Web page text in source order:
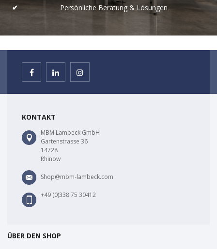
Persönliche Beratung & Lösungen
KONTAKT
MBM Lambeck GmbH
Gartenstrasse 36
14728
Rhinow
Shop@mbm-lambeck.com
+49 (0)338 75 30412
ÜBER DEN SHOP